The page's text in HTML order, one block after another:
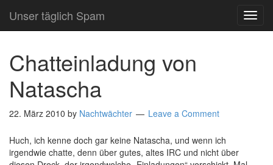
Unser täglich Spam
Chatteinladung von
Natascha
22. März 2010 by Nachtwächter Leave a Comment
Huch, ich kenne doch gar keine Natascha, und wenn ich
irgendwie chatte, denn über gutes, altes IRC und nicht über